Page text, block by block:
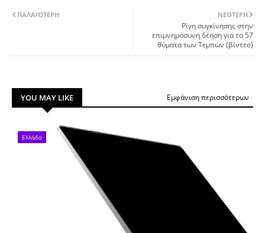
ΝΕΌΤΕΡΗ
Ρίγη συγκίνησης στην
επιμνημόσυνη δέηση για τα 57
θύματα των Τεμπών (βίντεο)
ΠΑΛΑΙΌΤΕΡΗ
YOU MAY LIKE Εμφάνιση περισσότερων
Ελλάδα